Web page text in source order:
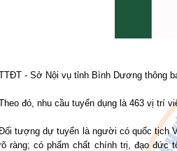
- Sở Nội vụ tỉnh Bình Dương thông
đó, nhu cầu tuyển dụng là 463 vị trí
tượng dự tuyển là người có quốc tịch
ràng; có phẩm chất chính trị, đạo đức